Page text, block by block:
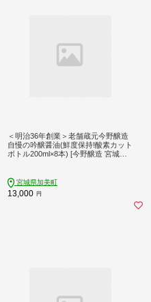
＜明治36年創業＞老舗蔵元今野醸造
自慢の吟醸醤油(鮮度保持!酸素カット
ボトル200ml×8本) [今野醸造 宮城県
ボトル 12本 セット
宮城県加美町
13,000 円